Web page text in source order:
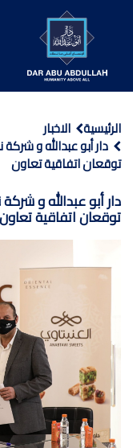
الرئيسية الاخبار
دار أبو عبدالله و
توقعان اتفاقية تعاون
دار أبو عبدالله و
توقعان اتفاقية تعاون